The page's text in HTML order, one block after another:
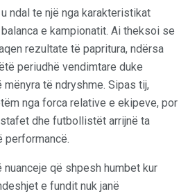
ndal te një nga karakteristikat
e kampionatit. Ai theksoi se
rezultate të papritura, ndërsa
periudhë vendimtare duke
mënyra të ndryshme. Sipas tij,
nga forca relative e ekipeve, por
dhe futbollistët arrijnë ta
performancë.
nuanceje që shpesh humbet kur
e fundit nuk janë